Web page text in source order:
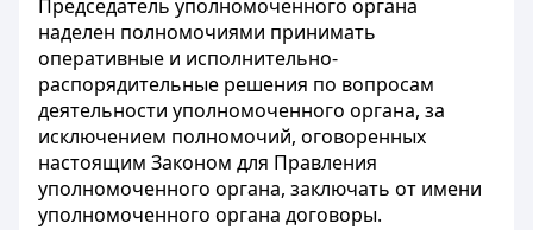
Председатель уполномоченного органа
наделен полномочиями принимать
оперативные и исполнительно-
распорядительные решения по вопросам
деятельности уполномоченного органа, за
исключением полномочий, оговоренных
настоящим Законом для Правления
уполномоченного органа, заключать от имени
уполномоченного органа договоры.